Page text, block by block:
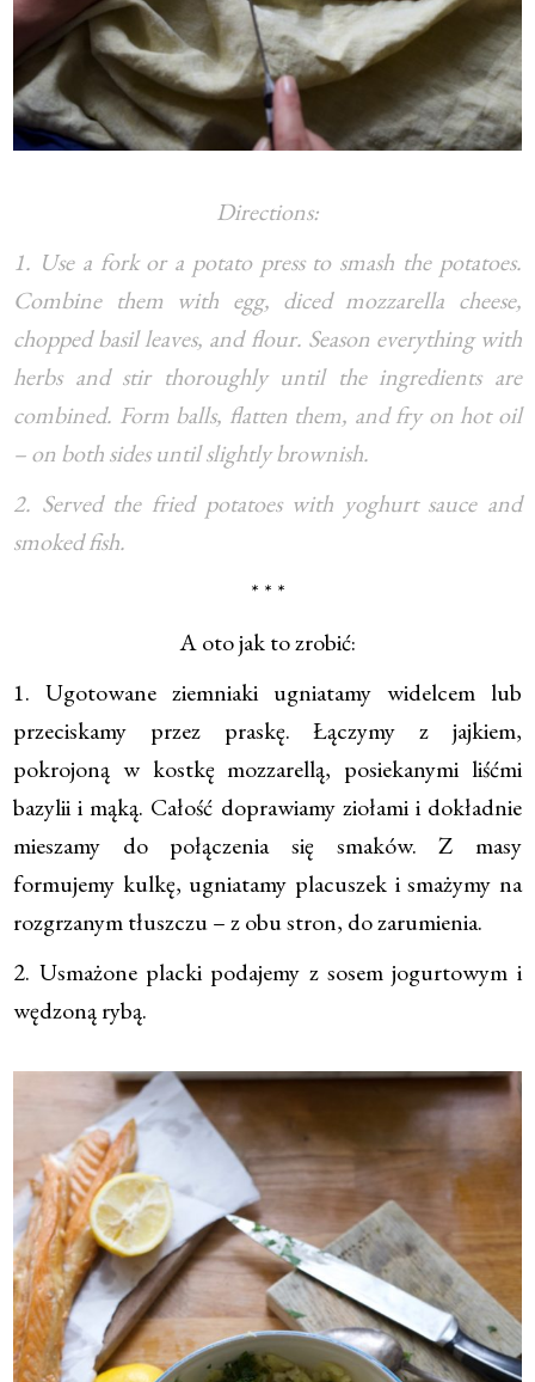
Directions:
1. Use a fork or a potato press to smash the potatoes.
Combine them with egg, diced mozzarella cheese,
chopped basil leaves, and flour. Season everything with
herbs and stir thoroughly until the ingredients are
combined. Form balls, flatten them, and fry on hot oil
– on both sides until slightly brownish.
2. Served the fried potatoes with yoghurt sauce and
smoked fish.
* * *
A oto jak to zrobić:
1. Ugotowane ziemniaki ugniatamy widelcem lub
przeciskamy przez praskę. Łączymy z jajkiem,
pokrojoną w kostkę mozzarellą, posiekanymi liśćmi
bazylii i mąką. Całość doprawiamy ziołami i dokładnie
mieszamy do połączenia się smaków. Z masy
formujemy kulkę, ugniatamy placuszek i smażymy na
rozgrzanym tłuszczu – z obu stron, do zarumienia.
2. Usmażone placki podajemy z sosem jogurtowym i
wędzoną rybą.